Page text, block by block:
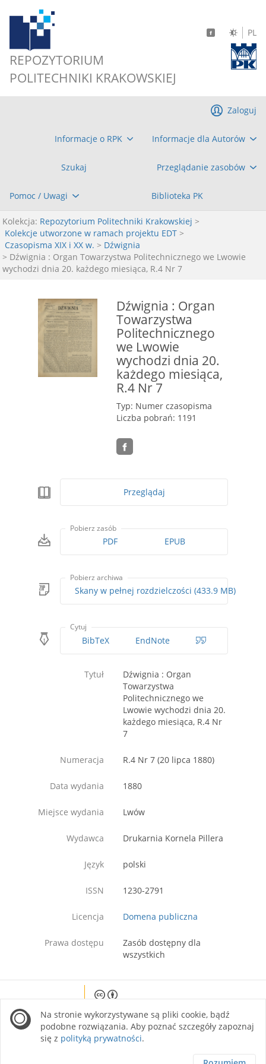
REPOZYTORIUM
POLITECHNIKI KRAKOWSKIEJ
PL
Informacje o RPK Informacje dla Autorów
Szukaj Przeglądanie zasobów
Pomoc / Uwagi Biblioteka PK
Zaloguj
Kolekcja: Repozytorium Politechniki Krakowskiej >
Kolekcje utworzone w ramach projektu EDT >
Czasopisma XIX i XX w. > Dźwignia
> Dźwignia : Organ Towarzystwa Politechnicznego we Lwowie
wychodzi dnia 20. każdego miesiąca, R.4 Nr 7
Dźwignia : Organ
Towarzystwa
Politechnicznego
we Lwowie
wychodzi dnia 20.
każdego miesiąca,
R.4 Nr 7
Typ: Numer czasopisma
Liczba pobrań: 1191
Przeglądaj
Pobierz zasób
PDF EPUB
Pobierz archiwa
Skany w pełnej rozdzielczości (433.9 MB)
Cytuj
BibTeX EndNote
Tytuł
Dźwignia : Organ
Towarzystwa
Politechnicznego we
Lwowie wychodzi dnia 20.
każdego miesiąca, R.4 Nr
7
Numeracja R.4 Nr 7 (20 lipca 1880)
Data wydania 1880
Miejsce wydania Lwów
Wydawca Drukarnia Kornela Pillera
Język polski
ISSN 1230-2791
Licencja Domena publiczna
Prawa dostępu
Zasób dostępny dla
wszystkich
site is licensed under a Creative Commons
Attribution 4.0 International license.
Na stronie wykorzystywane są pliki cookie, bądź
podobne rozwiązania. Aby poznać szczegóły zapoznaj
się z polityką prywatności.